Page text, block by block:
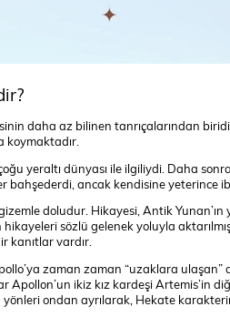
daha az bilinen tanrıçalarından
koymaktadır.
yeraltı dünyası ile ilgiliydi. Daha
bahşederdi, ancak kendisine yeterince
gizemle doludur. Hikayesi, Antik
sözlü gelenek yoluyla
kanıtlar vardır.
zaman zaman “uzaklara
Apollon’un ikiz kız kardeşi Artemis’in
yönleri ondan ayrılarak, Hekate